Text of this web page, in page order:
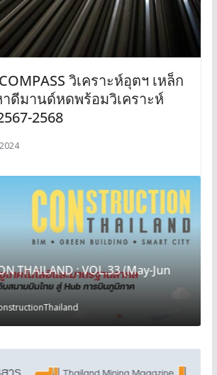
วิเคราะห์อุตฯ เหล็ก
ดีมานด์หดพร้อมวิเคราะห์
2568
THAILAND : VOL.33 (May-Jun